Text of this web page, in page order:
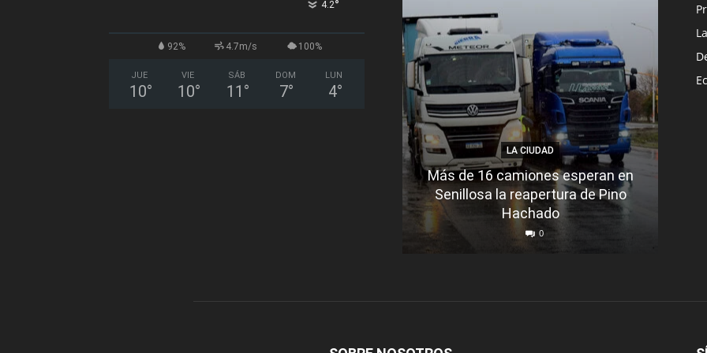
4.2°
92% 4.7m/s 100%
JUE
10°
VIE
10°
SÁB
11 °
DOM
7°
LUN
4°
LA CIUDAD
Más de 16 camiones esperan en
Senillosa la reapertura de Pino
Hachado
0